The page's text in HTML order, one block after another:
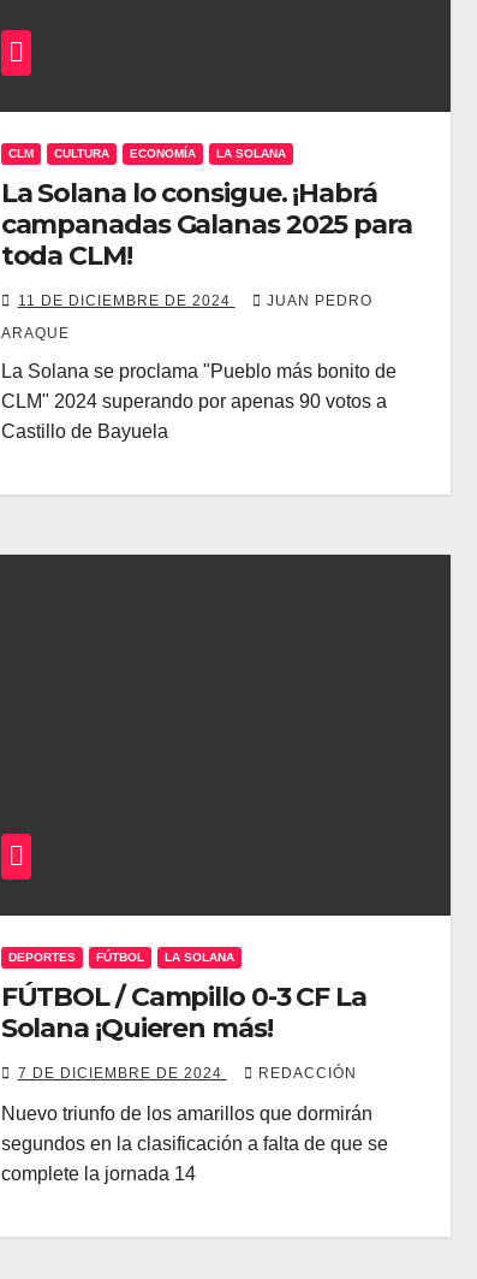
CLM CULTURA ECONOMÍA LA SOLANA
La Solana lo consigue. ¡Habrá
campanadas Galanas 2025 para
toda CLM!
11 DE DICIEMBRE DE 2024
JUAN PEDRO
ARAQUE
La Solana se proclama "Pueblo más bonito de
CLM" 2024 superando por apenas 90 votos a
Castillo de Bayuela
DEPORTES FÚTBOL LA SOLANA
FÚTBOL / Campillo 0-3 CF La
Solana ¡Quieren más!
7 DE DICIEMBRE DE 2024 REDACCIÓN
Nuevo triunfo de los amarillos que dormirán
segundos en la clasificación a falta de que se
complete la jornada 14